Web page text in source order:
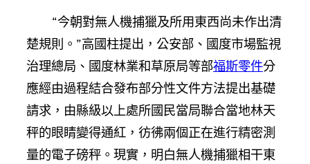
“今朝對無人機捕獵及所用東西尚未作出清
楚規則。”高國柱提出，公安部、國度市場監視
治理總局、國度林業和草原局等部福斯零件分
應經由過程結合發布部分性文件方法提出基礎
請求，由縣級以上處所國民當局聯合當地林天
秤的眼睛變得通紅，彷彿兩個正在進行精密測
量的電子磅秤。現實，明白無人機捕獵相干東